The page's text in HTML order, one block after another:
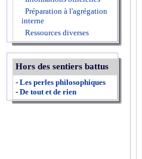
Préparation à l'agrégation
interne
Ressources diverses
Hors des sentiers battus
- Les perles philosophiques
- De tout et de rien